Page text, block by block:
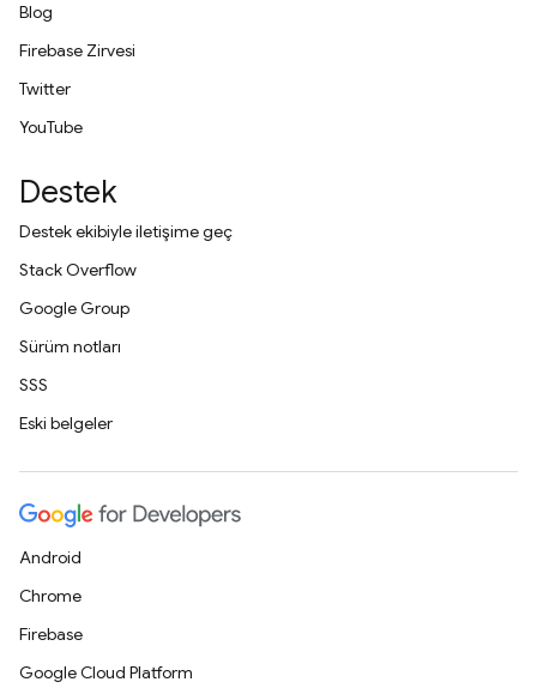
Blog
Firebase Zirvesi
Twitter
YouTube
Destek
Destek ekibiyle iletişime geç
Stack Overflow
Google Group
Sürüm notları
SSS
Eski belgeler
Android
Chrome
Firebase
Google Cloud Platform